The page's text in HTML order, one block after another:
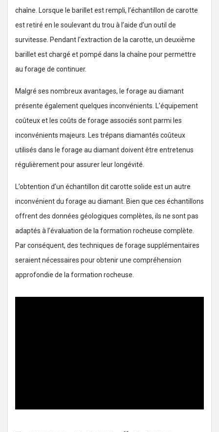
chaîne. Lorsque le barillet est rempli, l’échantillon de carotte
est retiré en le soulevant du trou à l’aide d’un outil de
survitesse. Pendant l’extraction de la carotte, un deuxième
barillet est chargé et pompé dans la chaîne pour permettre
au forage de continuer.
Malgré ses nombreux avantages, le forage au diamant
présente également quelques inconvénients. L’équipement
coûteux et les coûts de forage associés sont parmi les
inconvénients majeurs. Les trépans diamantés coûteux
utilisés dans le forage au diamant doivent être entretenus
régulièrement pour assurer leur longévité.
L’obtention d’un échantillon dit carotte solide est un autre
inconvénient du forage au diamant. Bien que ces échantillons
offrent des données géologiques complètes, ils ne sont pas
adaptés à l’évaluation de la formation rocheuse complète.
Par conséquent, des techniques de forage supplémentaires
seraient nécessaires pour obtenir une compréhension
approfondie de la formation rocheuse.